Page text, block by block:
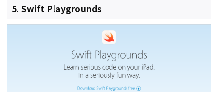
5. Swift Playgrounds